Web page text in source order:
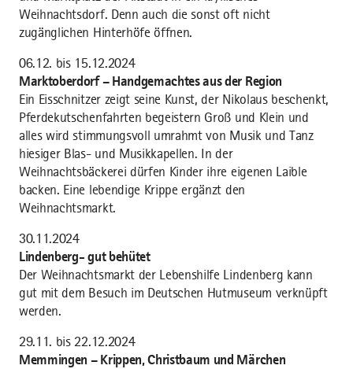
Weihnachtsdorf. Denn auch die sonst oft nicht
zugänglichen Hinterhöfe öffnen.
06.12. bis 15.12.2024
Marktoberdorf – Handgemachtes aus der Region
Ein Eisschnitzer zeigt seine Kunst, der Nikolaus beschenkt,
Pferdekutschenfahrten begeistern Groß und Klein und
alles wird stimmungsvoll umrahmt von Musik und Tanz
hiesiger Blas- und Musikkapellen. In der
Weihnachtsbäckerei dürfen Kinder ihre eigenen Laible
backen. Eine lebendige Krippe ergänzt den
Weihnachtsmarkt.
30.11.2024
Lindenberg- gut behütet
Der Weihnachtsmarkt der Lebenshilfe Lindenberg kann
gut mit dem Besuch im Deutschen Hutmuseum verknüpft
werden.
29.11. bis 22.12.2024
Memmingen – Krippen, Christbaum und Märchen